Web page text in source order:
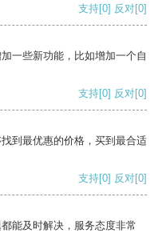
支持[0] 反对[0]
一些新功能，比如增加一个自
支持[0] 反对[0]
到最优惠的价格，买到最合适
支持[0] 反对[0]
能及时解决，服务态度非常